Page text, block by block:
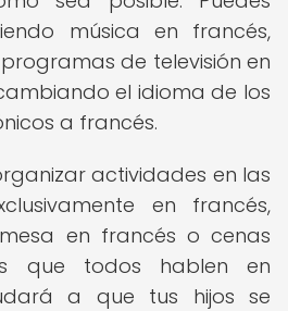
música en francés,
de televisión en
el idioma de los
a francés.
actividades en las
en francés,
en francés o cenas
que todos hablen en
a que tus hijos se